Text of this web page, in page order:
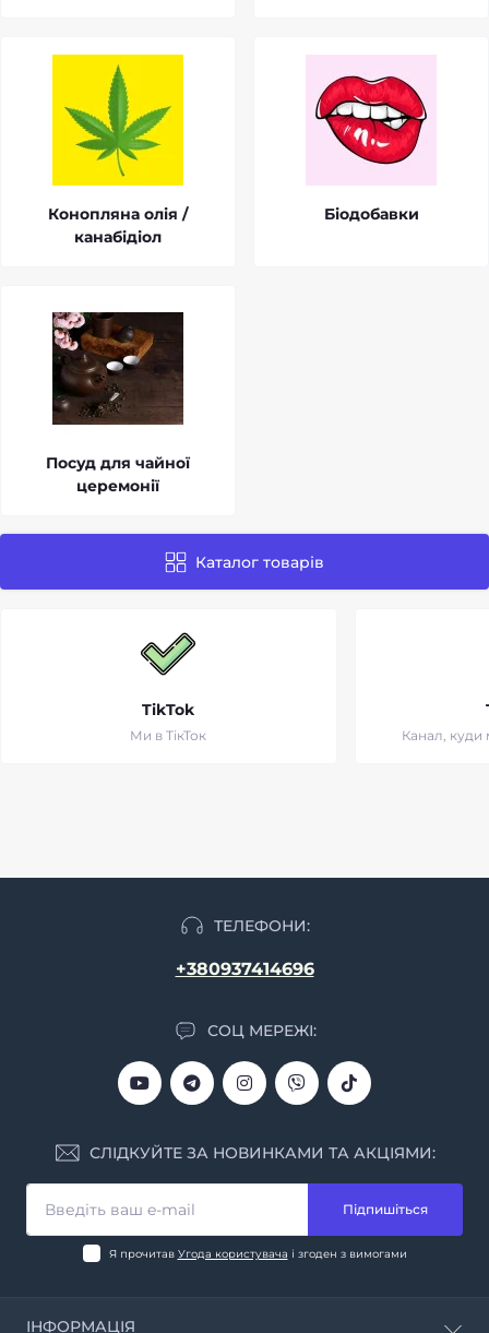
Конопляна олія /
канабідіол
Біодобавки
Посуд для чайної
церемонії
Каталог товарів
TikTok
Ми в ТікТок Канал,
ТЕЛЕФОНИ:
+380937414696
СОЦ МЕРЕЖІ:
СЛІДКУЙТЕ ЗА НОВИНКАМИ ТА АКЦІЯМИ:
Підпишіться
Я прочитав Угода користувача і згоден з вимогами
ІНФОРМАЦІЯ